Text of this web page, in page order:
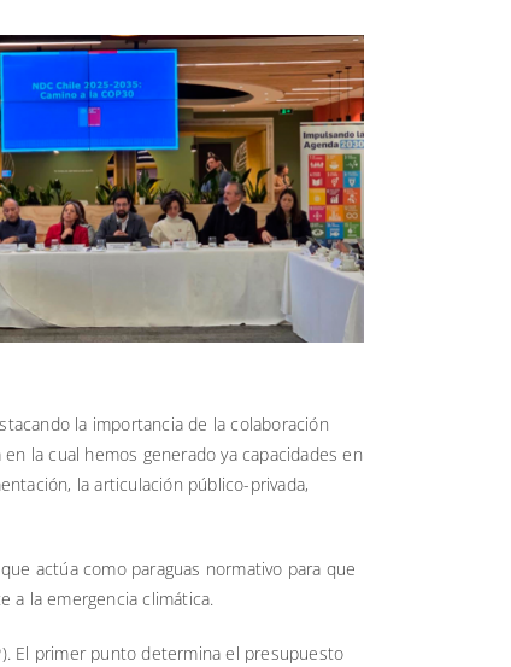
la importancia de la colaboración
la cual hemos generado ya capacidades en
la articulación público-privada,
actúa como paraguas normativo para que
a la emergencia climática.
El primer punto determina el presupuesto